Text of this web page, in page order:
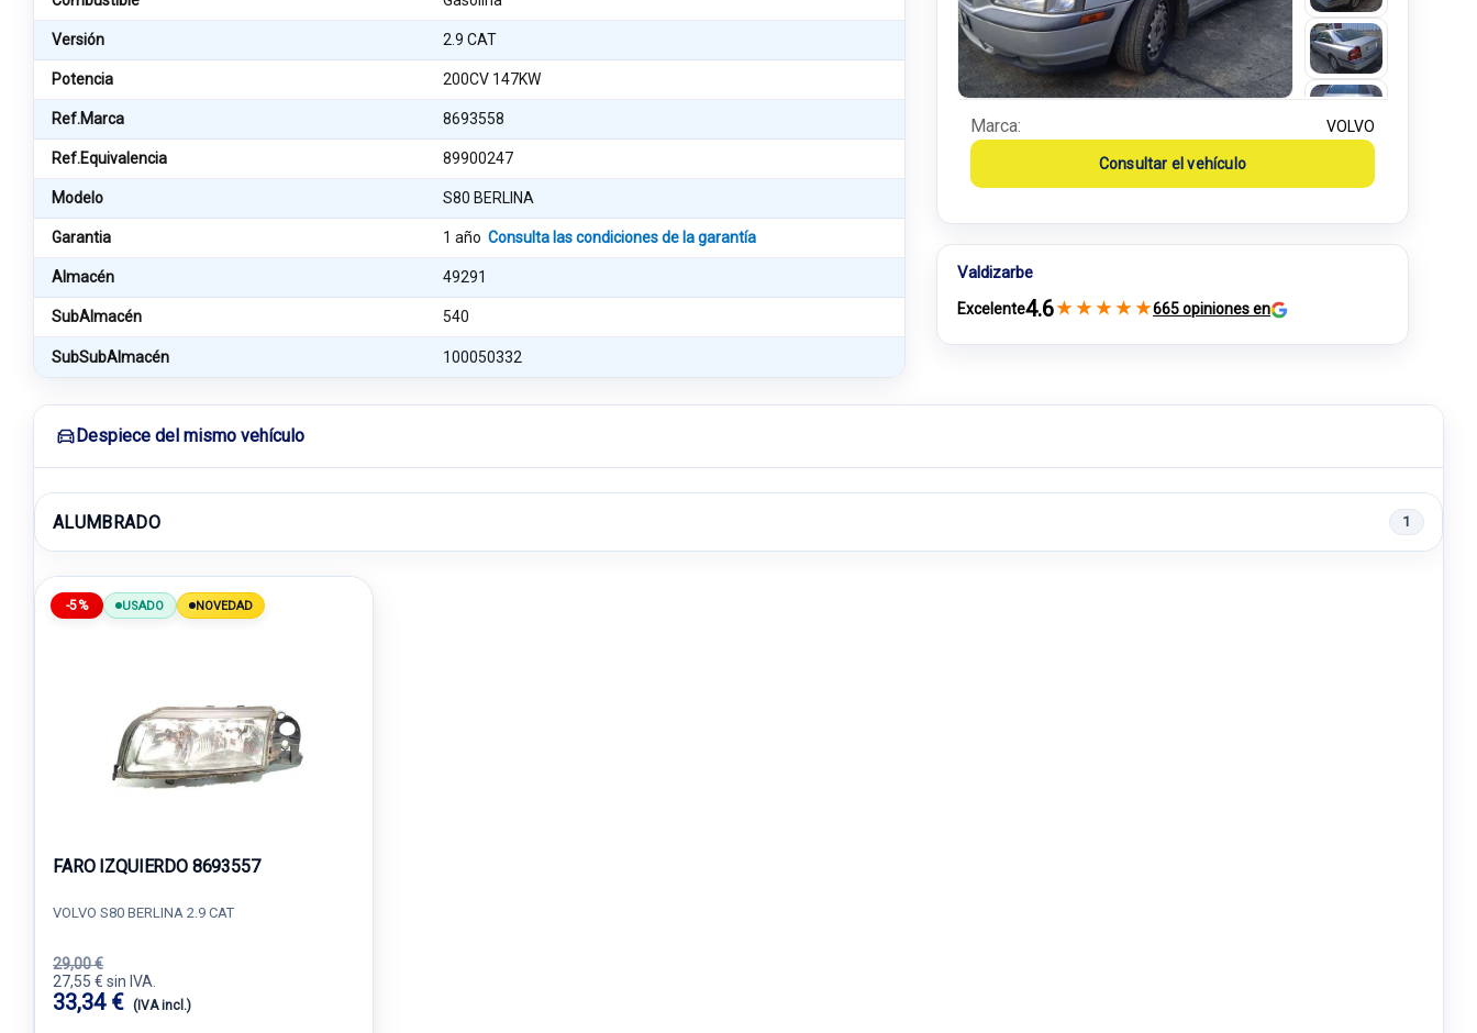
Versión 2.9 CAT
Potencia 200CV 147KW
Ref.Marca 8693558
Ref.Equivalencia 89900247
Modelo S80 BERLINA
Garantia 1 añoConsulta las condiciones de la garantía
Almacén 49291
SubAlmacén 540
SubSubAlmacén 100050332
Marca: VOLVO
Consultar el vehículo
Valdizarbe
Excelente4.6★ ★ ★ ★ ★665 opiniones en
Despiece del mismo vehículo
ALUMBRADO 1
-5% USADO NOVEDAD
FARO IZQUIERDO 8693557
VOLVO S80 BERLINA 2.9 CAT
29,00 €
27,55 € sin IVA.
33,34 € (IVA incl.)